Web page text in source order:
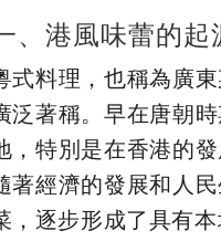
、港風味蕾的起
式料理，也稱為廣
泛著稱。早在唐朝
，特別是在香港的
著經濟的發展和人
，逐步形成了具有